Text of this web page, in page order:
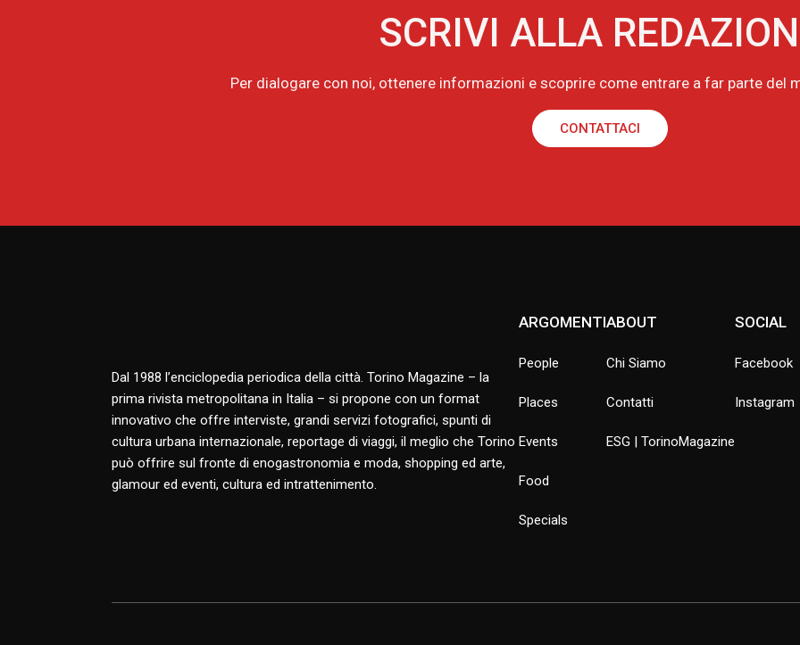
SCRIVI ALLA
Per dialogare con noi, ottenere informazioni e scoprire come entrare a far parte del
CONTATTACI
Dal 1988 l’enciclopedia periodica della città. Torino Magazine – la
prima rivista metropolitana in Italia – si propone con un format
innovativo che offre interviste, grandi servizi fotografici, spunti di
cultura urbana internazionale, reportage di viaggi, il meglio che Torino
può offrire sul fronte di enogastronomia e moda, shopping ed arte,
glamour ed eventi, cultura ed intrattenimento.
ARGOMENTI
People
Places
Events
Food
Specials
ABOUT
Chi Siamo
Contatti
ESG | TorinoMagazine
SOCIAL
Facebook
Instagram